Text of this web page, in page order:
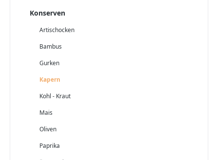
Konserven
Artischocken
Bambus
Gurken
Kapern
Kohl - Kraut
Mais
Oliven
Paprika